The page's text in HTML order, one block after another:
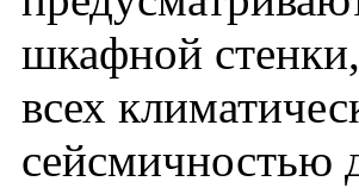
шкафной
всех
сейсмичностью